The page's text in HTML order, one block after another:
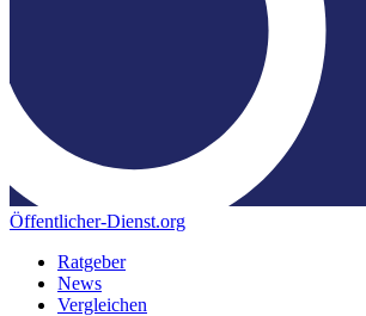
Öffentlicher-Dienst.org
Ratgeber
News
Vergleichen